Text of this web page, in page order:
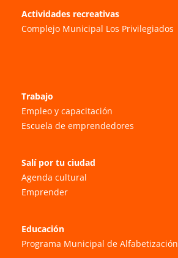
Actividades recreativas
Complejo Municipal Los Privilegiados
Trabajo
Empleo y capacitación
Escuela de emprendedores
Salí por tu ciudad
Agenda cultural
Emprender
Educación
Programa Municipal de Alfabetización